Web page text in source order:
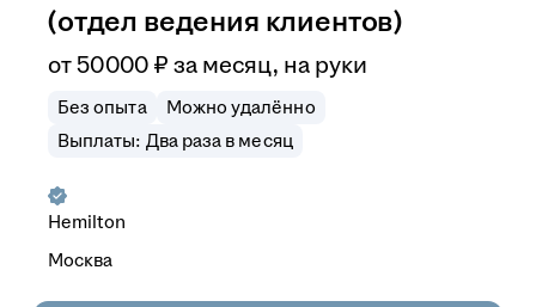
(отдел ведения клиентов)
от50 000 ₽ за месяц, на руки
Без опыта
Можно удалённо
Выплаты: Два раза в месяц
Hemilton
Москва